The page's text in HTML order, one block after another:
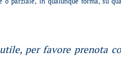
per favore prenota